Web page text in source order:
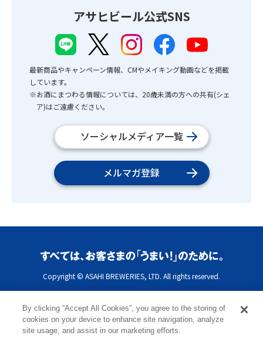
アサヒビール公式SNS
最新商品やキャンペーン情報、CMやメイキング動画などを掲載
しています。
※お酒にまつわる情報については、20歳未満の方への共有(シェ
ア)はご遠慮ください。
ソーシャルメディア一覧
メルマガ登録
Copyright © ASAHI BREWERIES, LTD. All rights reserved.
By clicking “Accept All Cookies”, you agree to the storing of
cookies on your device to enhance site navigation, analyze
site usage, and assist in our marketing efforts.